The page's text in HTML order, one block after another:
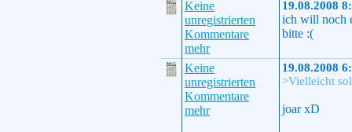
Keine
unregistrierten
Kommentare
mehr
19.08.2008
ich will noch
bitte :(
Keine
unregistrierten
Kommentare
mehr
19.08.2008
>Vielleicht
joar xD